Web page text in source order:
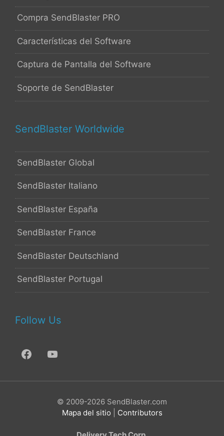
Compra SendBlaster PRO
Características del Software
Captura de Pantalla del Software
Soporte de SendBlaster
SendBlaster Worldwide
SendBlaster Global
SendBlaster Italiano
SendBlaster España
SendBlaster France
SendBlaster Deutschland
SendBlaster Portugal
Follow Us
© 2009-2026 SendBlaster.com
Mapa del sitio
Contributors